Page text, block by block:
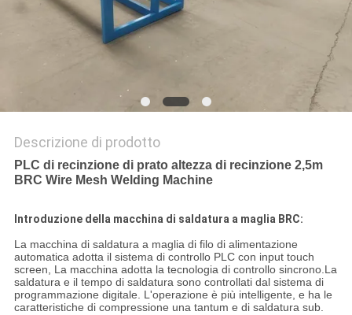
PRIVACY
Descrizione di prodotto
PLC di recinzione di prato altezza di recinzione 2,5m
BRC Wire Mesh Welding Machine
Introduzione della macchina di saldatura a maglia BRC:
La macchina di saldatura a maglia di filo di alimentazione
automatica adotta il sistema di controllo PLC con input touch
screen, La macchina adotta la tecnologia di controllo sincrono.La
saldatura e il tempo di saldatura sono controllati dal sistema di
programmazione digitale. L'operazione è più intelligente, e ha le
caratteristiche di compressione una tantum e di saldatura sub.